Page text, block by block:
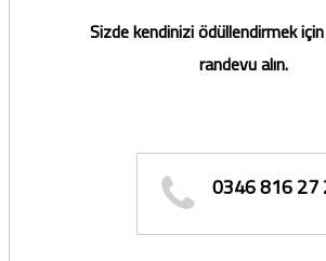
Sizde kendinizi ödüllendirmek
randevu alın.
0346 816 27